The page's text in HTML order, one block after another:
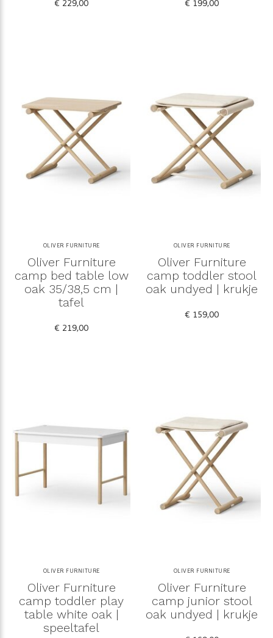
€ 229,00 € 199,00
OLIVER FURNITURE
Oliver Furniture
camp bed table low
oak 35/38,5 cm |
tafel
€ 219,00
OLIVER FURNITURE
Oliver Furniture
camp toddler stool
oak undyed | krukje
€ 159,00
OLIVER FURNITURE
Oliver Furniture
camp toddler play
table white oak |
speeltafel
OLIVER FURNITURE
Oliver Furniture
camp junior stool
oak undyed | krukje